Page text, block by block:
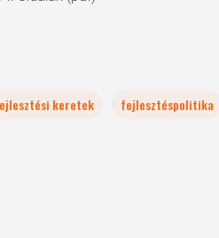
keretek fejlesztéspolitika